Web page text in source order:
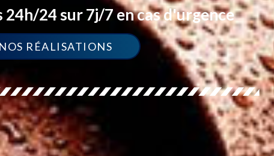
24 sur 7j/7 en cas d'urgence
NOS RÉALISATIONS